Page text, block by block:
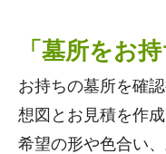
「墓所をお
お持ちの墓所を確
想図とお見積を作成
希望の形や色合い